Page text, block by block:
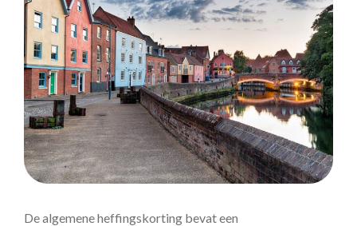
De algemene heffingskorting bevat een